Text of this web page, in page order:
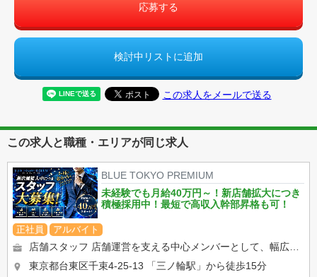
応募する
検討中リストに追加
この求人をメールで送る
この求人と職種・エリアが同じ求人
BLUE TOKYO PREMIUM
未経験でも月給40万円～！新店舗拡大につき
積極採用中！最短で高収入幹部昇格も可！
正社員 アルバイト
東京都台東区千束4-25-13
「三ノ輪駅」から徒歩15分